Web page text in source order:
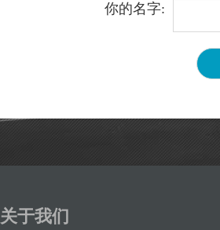
你的名字:
关于我们